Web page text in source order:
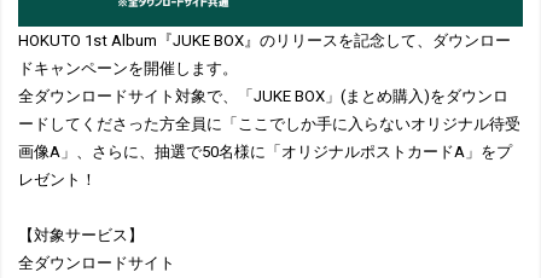
HOKUTO 1st Album『JUKE BOX』のリリースを記念して、ダウンロー
ドキャンペーンを開催します。
全ダウンロードサイト対象で、「JUKE BOX」(まとめ購入)をダウンロ
ードしてくださった方全員に「ここでしか手に入らないオリジナル待受
画像A」、さらに、抽選で50名様に「オリジナルポストカードA」をプ
レゼント！
【対象サービス】
全ダウンロードサイト